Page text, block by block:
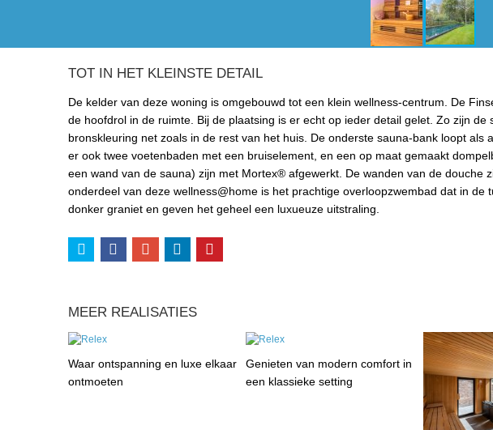
TOT IN HET KLEINSTE DETAIL
De kelder van deze woning is omgebouwd tot een klein wellness-centrum. De
de hoofdrol in de ruimte. Bij de plaatsing is er echt op ieder detail gelet. Zo zijn
bronskleuring net zoals in de rest van het huis. De onderste sauna-bank loopt als
er ook twee voetenbaden met een bruiselement, en een op maat gemaakt
een wand van de sauna) zijn met Mortex® afgewerkt. De wanden van de douche
onderdeel van deze wellness@home is het prachtige overloopzwembad dat in de
donker graniet en geven het geheel een luxueuze uitstraling.
MEER REALISATIES
Waar ontspanning en luxe elkaar
ontmoeten
Genieten van modern comfort in
een klassieke setting